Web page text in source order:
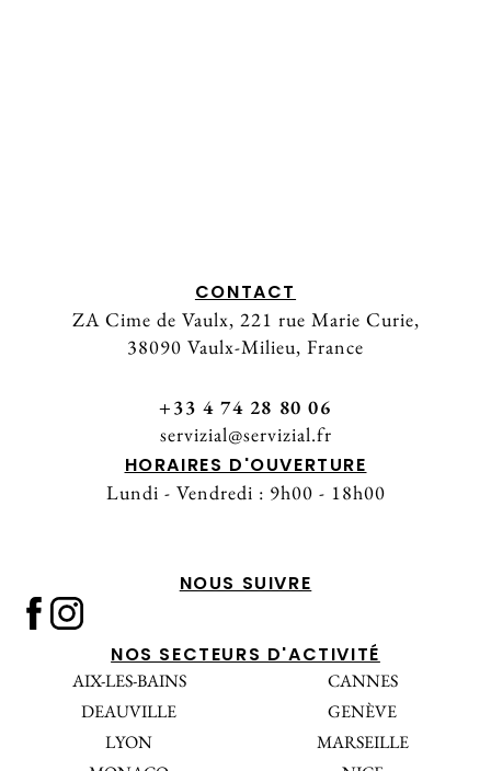
CONTACT
ZA Cime de Vaulx, 221 rue Marie Curie,
38090 Vaulx-Milieu, France
+33 4 74 28 80 06
servizial@servizial.fr
HORAIRES D'OUVERTURE
Lundi - Vendredi : 9h00 - 18h00
NOUS SUIVRE
NOS SECTEURS D'ACTIVITÉ
AIX-LES-BAINS
CANNES
DEAUVILLE
GENÈVE
LYON
MARSEILLE